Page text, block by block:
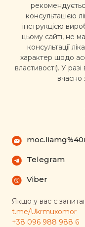
консультацією
інструкцією
цьому сайті, не
консультації
характер щодо
властивості). У
вчасно
Telegram
Viber
Якщо у вас є
t.me/Ukrmuxomor
+38 096 988 988 6